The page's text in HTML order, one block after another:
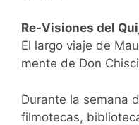
Re-Visiones del
El largo viaje de
mente de Don
Durante la semana
filmotecas,